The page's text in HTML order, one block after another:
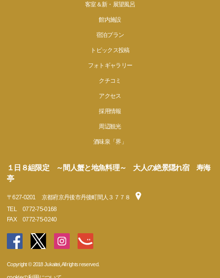
客室＆新・展望風呂
館内施設
宿泊プラン
トピックス投稿
フォトギャラリー
クチコミ
アクセス
採用情報
周辺観光
酒味泉「界」
１日８組限定 ～間人蟹と地魚料理～ 大人の絶景隠れ宿 寿海
亭
〒627-0201
京都府京丹後市丹後町間人３７７８
TEL
0772-75-0168
FAX
0772-75-0240
Copyright © 2018 Jukaitei, All rights reserved.